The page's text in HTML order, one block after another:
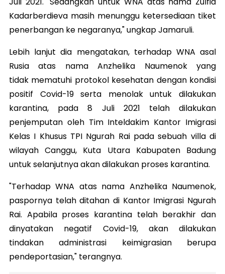
Kadarberdieva masih menunggu ketersediaan tiket
penerbangan ke negaranya," ungkap Jamaruli.
Lebih lanjut dia mengatakan, terhadap WNA asal
Rusia atas nama Anzhelika Naumenok yang
tidak mematuhi protokol kesehatan dengan kondisi
positif Covid-19 serta menolak untuk dilakukan
karantina, pada 8 Juli 2021 telah dilakukan
penjemputan oleh Tim Inteldakim Kantor Imigrasi
Kelas I Khusus TPI Ngurah Rai pada sebuah villa di
wilayah Canggu, Kuta Utara Kabupaten Badung
untuk selanjutnya akan dilakukan proses karantina.
"Terhadap WNA atas nama Anzhelika Naumenok,
paspornya telah ditahan di Kantor Imigrasi Ngurah
Rai. Apabila proses karantina telah berakhir dan
dinyatakan negatif Covid-19, akan dilakukan
tindakan administrasi keimigrasian berupa
pendeportasian," terangnya.